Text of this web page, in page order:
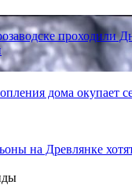
проходили
дома окупает
на Древлянке